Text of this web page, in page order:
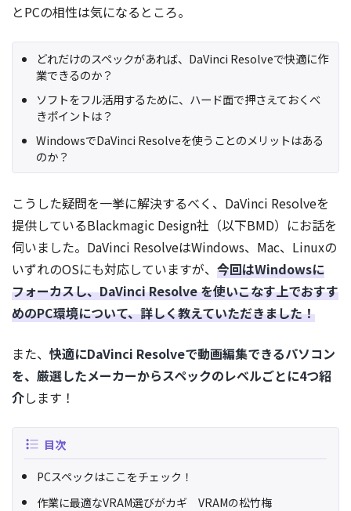
とPCの相性は気になるところ。
どれだけのスペックがあれば、DaVinci Resolveで快適に作
業できるのか？
ソフトをフル活用するために、ハード面で押さえておくべ
きポイントは？
WindowsでDaVinci Resolveを使うことのメリットはある
のか？
こうした疑問を一挙に解決するべく、DaVinci Resolveを
提供しているBlackmagic Design社（以下BMD）にお話を
伺いました。DaVinci ResolveはWindows、Mac、Linuxの
いずれのOSにも対応していますが、 今回はWindowsに
フォーカスし、DaVinci Resolve を使いこなす上でおすす
めのPC環境について、詳しく教えていただきました！
また、 快適にDaVinci Resolveで動画編集できるパソコン
を、厳選したメーカーからスペックのレベルごとに4つ紹
介します！
目次
PCスペックはここをチェック！
作業に最適なVRAM選びがカギ VRAMの松竹梅